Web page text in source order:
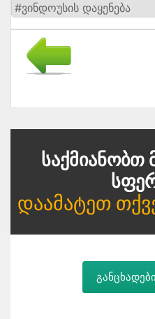
#ვინდოუსის დაყენება
Საქმიანობთ
Დაამატეთ